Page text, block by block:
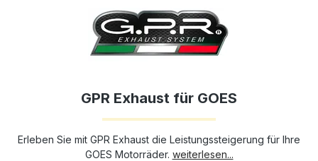
GPR Exhaust für GOES
Erleben Sie mit GPR Exhaust die Leistungssteigerung für Ihre
GOES Motorräder. weiterlesen...